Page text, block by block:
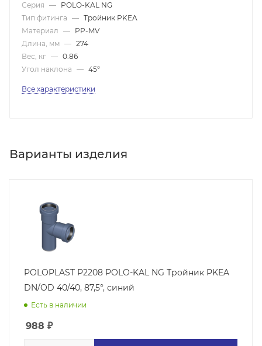
Серия — POLO-KAL NG
Тип фитинга — Тройник PKEA
Материал — PP-MV
Длина, мм — 274
Вес, кг — 0.86
Угол наклона — 45°
Все характеристики
Варианты изделия
POLOPLAST P2208 POLO-KAL NG Тройник PKEA
DN/OD 40/40, 87,5°, синий
Есть в наличии
988 ₽